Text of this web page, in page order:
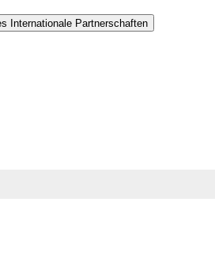
Internationale Partnerschaften